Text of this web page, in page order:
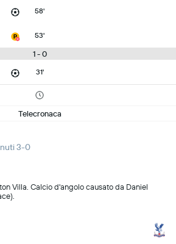
58'
53'
1 - 0
31'
Telecronaca
3-0
Villa. Calcio d'angolo causato da Daniel